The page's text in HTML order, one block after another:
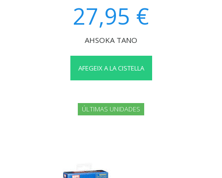
27,95 €
AHSOKA TANO
AFEGEIX A LA CISTELLA
ÚLTIMAS UNIDADES